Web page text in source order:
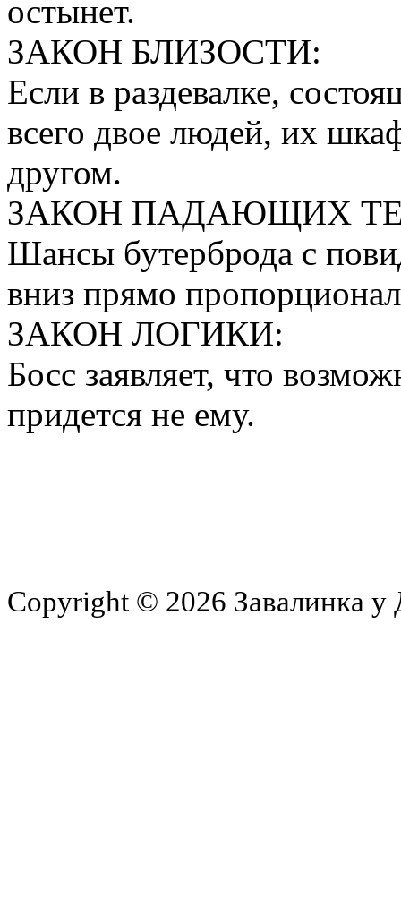
остынет.
ЗАКОН БЛИЗОСТИ:
Если в раздевалке,
всего двое людей, их
другом.
ЗАКОН ПАДАЮЩИХ
Шансы бутерброда с
вниз прямо
ЗАКОН ЛОГИКИ:
Босс заявляет, что
придется не ему.
Copyright © 2026 Завалинка